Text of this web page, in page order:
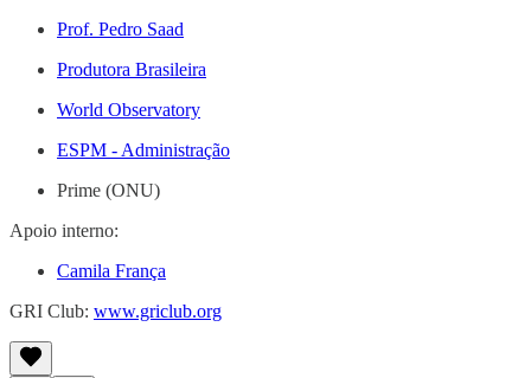
Prof. Pedro Saad
Produtora Brasileira
World Observatory
ESPM - Administração
Prime (ONU)
Apoio interno:
Camila França
GRI Club: www.griclub.org